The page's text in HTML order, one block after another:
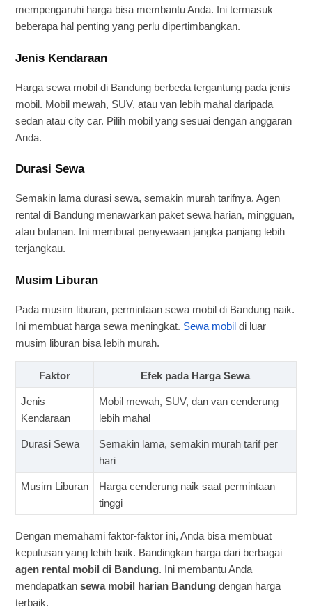
mempengaruhi harga bisa membantu Anda. Ini termasuk
beberapa hal penting yang perlu dipertimbangkan.
Jenis Kendaraan
Harga sewa mobil di Bandung berbeda tergantung pada jenis
mobil. Mobil mewah, SUV, atau van lebih mahal daripada
sedan atau city car. Pilih mobil yang sesuai dengan anggaran
Anda.
Durasi Sewa
Semakin lama durasi sewa, semakin murah tarifnya. Agen
rental di Bandung menawarkan paket sewa harian, mingguan,
atau bulanan. Ini membuat penyewaan jangka panjang lebih
terjangkau.
Musim Liburan
Pada musim liburan, permintaan sewa mobil di Bandung naik.
Ini membuat harga sewa meningkat. Sewa mobil di luar
musim liburan bisa lebih murah.
Faktor Efek pada Harga Sewa
Jenis
Kendaraan
Mobil mewah, SUV, dan van cenderung
lebih mahal
Durasi Sewa
Semakin lama, semakin murah tarif per
hari
Musim Liburan
Harga cenderung naik saat permintaan
tinggi
Dengan memahami faktor-faktor ini, Anda bisa membuat
keputusan yang lebih baik. Bandingkan harga dari berbagai
agen rental mobil di Bandung. Ini membantu Anda
mendapatkan sewa mobil harian Bandung dengan harga
terbaik.